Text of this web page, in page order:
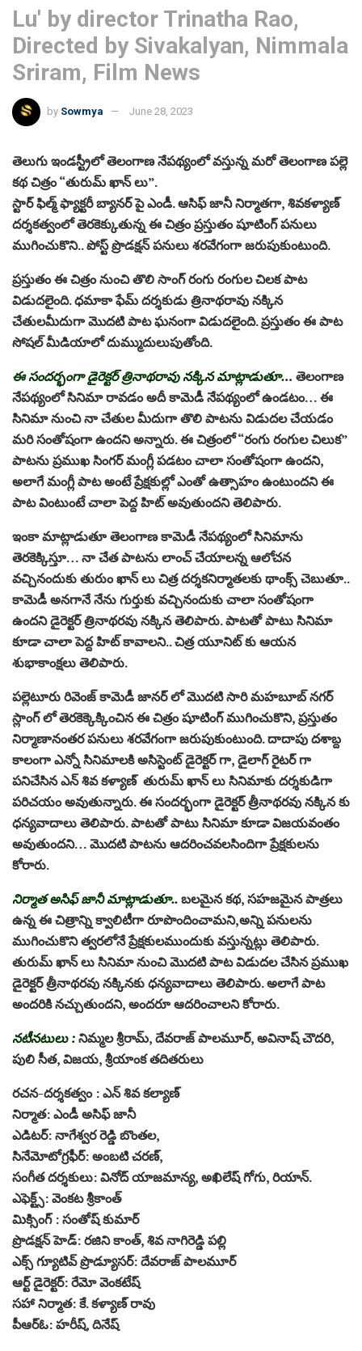
Lu' by director Trinatha Rao,
Directed by Sivakalyan, Nimmala
Sriram, Film News
by Sowmya June 28, 2023
తెలుగు ఇండస్ట్రీలో తెలంగాణ నేపథ్యంలో వస్తున్న మరో తెలంగాణ పల్లె
కథ చిత్రం “తురుమ్ ఖాన్ లు”.
స్టార్ ఫిల్మ్ ఫ్యాక్టరీ బ్యానర్ పై ఎండీ. ఆసిఫ్ జానీ నిర్మాతగా, శివకళ్యాణ్
దర్శకత్వంలో తెరకెక్కుతున్న ఈ చిత్రం ప్రస్తుతం షూటింగ్ పనులు
ముగించుకొని.. పోస్ట్ ప్రొడక్షన్ పనులు శరవేగంగా జరుపుకుంటుంది.
ప్రస్తుతం ఈ చిత్రం నుంచి తొలి సాంగ్ రంగు రంగుల చిలక పాట
విడుదలైంది. ధమాకా ఫేమ్ దర్శకుడు త్రినాథరావు నక్కిన
చేతులమీదుగా మొదటి పాట ఘనంగా విడుదలైంది. ప్రస్తుతం ఈ పాట
సోషల్ మీడియాలో దుమ్ముదులుపుతోంది.
ఈ సందర్భంగా డైరెక్టర్ త్రినాథరావు నక్కిన మాట్లాడుతూ… తెలంగాణ
నేపథ్యంలో సినిమా రావడం అదీ కామెడీ నేపథ్యంలో ఉండటం… ఈ
సినిమా నుంచి నా చేతుల మీదుగా తొలి పాటను విడుదల చేయడం
మరి సంతోషంగా ఉందని అన్నారు. ఈ చిత్రంలో “రంగు రంగుల చిలుక”
పాటను ప్రముఖ సింగర్ మంగ్లీ పడటం చాలా సంతోషంగా ఉందని,
అలాగే మంగ్లీ పాట అంటే ప్రేక్షకుల్లో ఎంతో ఉత్సాహం ఉంటుందని ఈ
పాట వింటుంటే చాలా పెద్ద హిట్ అవుతుందని తెలిపారు.
ఇంకా మాట్లాడుతూ తెలంగాణ కామెడీ నేపథ్యంలో సినిమాను
తెరకెక్కిస్తూ… నా చేత పాటను లాంచ్ చేయాలన్న ఆలోచన
వచ్చినందుకు తురుం ఖాన్ లు చిత్ర దర్శకనిర్మాతలకు థాంక్స్ చెబుతూ..
కామెడీ అనగానే నేను గుర్తుకు వచ్చినందుకు చాలా సంతోషంగా
ఉందని డైరెక్టర్ త్రినాథరవు నక్కిన తెలిపారు. పాటతో పాటు సినిమా
కూడా చాలా పెద్ద హిట్ కావాలని.. చిత్ర యూనిట్ కు ఆయన
శుభాకాంక్షలు తెలిపారు.
పల్లెటూరు రివెంజ్ కామెడీ జానర్ లో మొదటి సారి మహబూబ్ నగర్
స్లాంగ్ లో తెరకెక్కెక్కించిన ఈ చిత్రం షూటింగ్ ముగించుకొని, ప్రస్తుతం
నిర్మాణానంతర పనులు శరవేగంగా జరుపుకుంటుంది. దాదాపు దశాబ్ద
కాలంగా ఎన్నో సినిమాలకి అసిస్టెంట్ డైరెక్టర్ గా, డైలాగ్ రైటర్ గా
పనిచేసిన ఎన్ శివ కళ్యాణ్ తురుమ్ ఖాన్ లు సినిమాకు దర్శకుడిగా
పరిచయం అవుతున్నారు. ఈ సందర్భంగా డైరెక్టర్ త్రీనాథరవు నక్కిన కు
ధన్యవాదాలు తెలిపారు. పాటతో పాటు సినిమా కూడా విజయవంతం
అవుతుందని… మొదటి పాటను ఆదరించవలసిందిగా ప్రేక్షకులను
కోరారు.
నిర్మాత అసిఫ్ జానీ మాట్లాడుతూ..బలమైన కథ, సహజమైన పాత్రలు
ఉన్న ఈ చిత్రాన్ని క్వాలిటీగా రూపొందించామని,అన్ని పనులను
ముగించుకొని త్వరలోనే ప్రేక్షకులముందుకు వస్తున్నట్లు తెలిపారు.
తురుమ్ ఖాన్ లు సినిమా నుంచి మొదటి పాట విడుదల చేసిన ప్రముఖ
డైరెక్టర్ త్రీనాథరవు నక్కినకు ధన్యవాదాలు తెలిపారు. అలాగే పాట
అందరికి నచ్చుతుందని, అందరూ ఆదరించాలని కోరారు.
నటీనటులు :నిమ్మల శ్రీరామ్, దేవరాజ్ పాలమూర్, అవినాష్ చౌదరి,
పులి సీత, విజయ, శ్రీయాంక తదితరులు
రచన-దర్శకత్వం : ఎన్ శివ కల్యాణ్
నిర్మాత: ఎండీ అసిఫ్ జానీ
ఎడిటర్: నాగేశ్వర రెడ్డి బొంతల,
సినేమోటోగ్రఫీర్: అంబటి చరణ్,
సంగీత దర్శకులు: వినోద్ యాజమాన్య, అఖిలేష్ గోగు, రియాన్.
ఎఫెక్ట్స్: వెంకట శ్రీకాంత్
మిక్సింగ్ : సంతోష్ కుమార్
ప్రొడక్షన్ హెడ్: రజిని కాంత్, శివ నాగిరెడ్డి పల్లి
ఎక్స్ గ్యూటివ్ ప్రొడ్యూసర్: దేవరాజ్ పాలమూర్
ఆర్ట్ డైరెక్టర్: రేమో వెంకటేష్
సహా నిర్మాత: కే. కళ్యాణ్ రావు
పీఆర్ఓ: హరీష్, దినేష్